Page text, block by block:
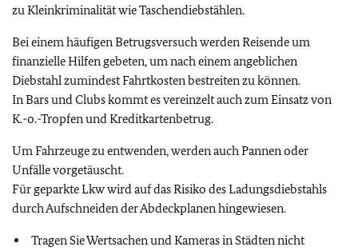
zu Kleinkriminalität wie Taschendiebstählen.
Bei einem häufigen Betrugsversuch werden Reisende um
finanzielle Hilfen gebeten, um nach einem angeblichen
Diebstahl zumindest Fahrtkosten bestreiten zu können.
In Bars und Clubs kommt es vereinzelt auch zum Einsatz von
K.-o.-Tropfen und Kreditkartenbetrug.
Um Fahrzeuge zu entwenden, werden auch Pannen oder
Unfälle vorgetäuscht.
Für geparkte Lkw wird auf das Risiko des Ladungsdiebstahls
durch Aufschneiden der Abdeckplanen hingewiesen.
Tragen Sie Wertsachen und Kameras in Städten nicht